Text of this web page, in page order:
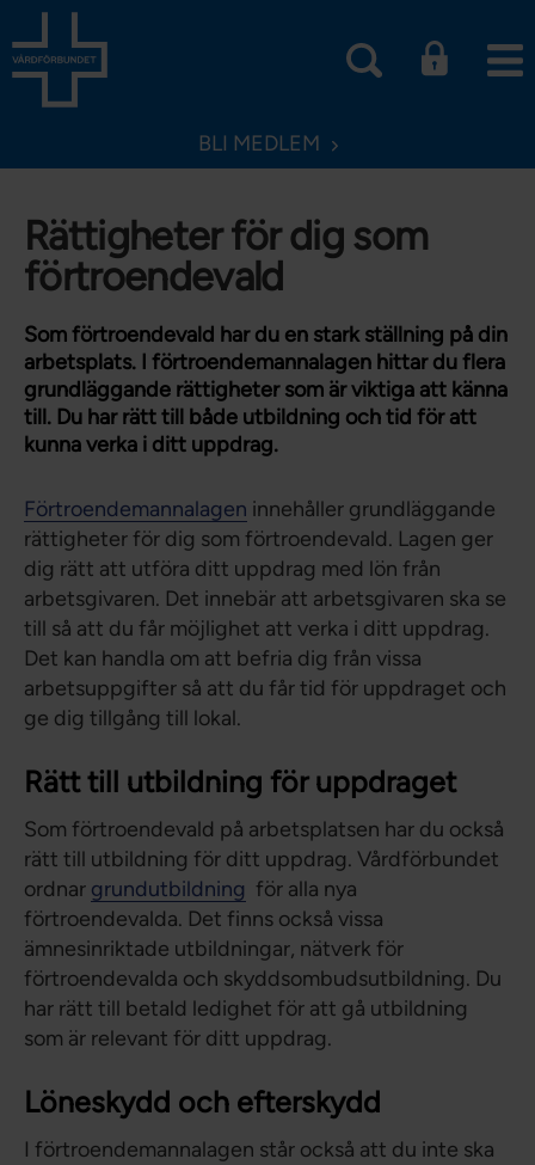
BLI MEDLEM
Rättigheter för dig som
förtroendevald
Som förtroendevald har du en stark ställning på din
arbetsplats. I förtroendemannalagen hittar du flera
grundläggande rättigheter som är viktiga att känna
till. Du har rätt till både utbildning och tid för att
kunna verka i ditt uppdrag.
Förtroendemannalagen innehåller grundläggande
rättigheter för dig som förtroendevald. Lagen ger
dig rätt att utföra ditt uppdrag med lön från
arbetsgivaren. Det innebär att arbetsgivaren ska se
till så att du får möjlighet att verka i ditt uppdrag.
Det kan handla om att befria dig från vissa
arbetsuppgifter så att du får tid för uppdraget och
ge dig tillgång till lokal.
Rätt till utbildning för uppdraget
Som förtroendevald på arbetsplatsen har du också
rätt till utbildning för ditt uppdrag. Vårdförbundet
ordnar grundutbildning för alla nya
förtroendevalda. Det finns också vissa
ämnesinriktade utbildningar, nätverk för
förtroendevalda och skyddsombudsutbildning. Du
har rätt till betald ledighet för att gå utbildning
som är relevant för ditt uppdrag.
Löneskydd och efterskydd
I förtroendemannalagen står också att du inte ska